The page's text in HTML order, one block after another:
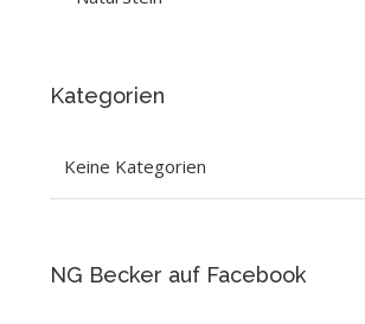
Kategorien
Keine Kategorien
NG Becker auf Facebook